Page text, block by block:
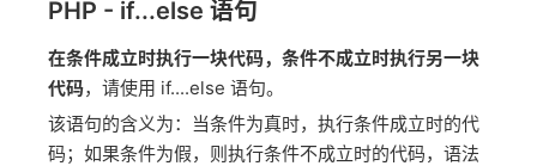
PHP - if...else 语句
在条件成立时执行一块代码，条件不成立时执行另一块
代码，请使用 if....else 语句。
该语句的含义为：当条件为真时，执行条件成立时的代
码；如果条件为假，则执行条件不成立时的代码，语法